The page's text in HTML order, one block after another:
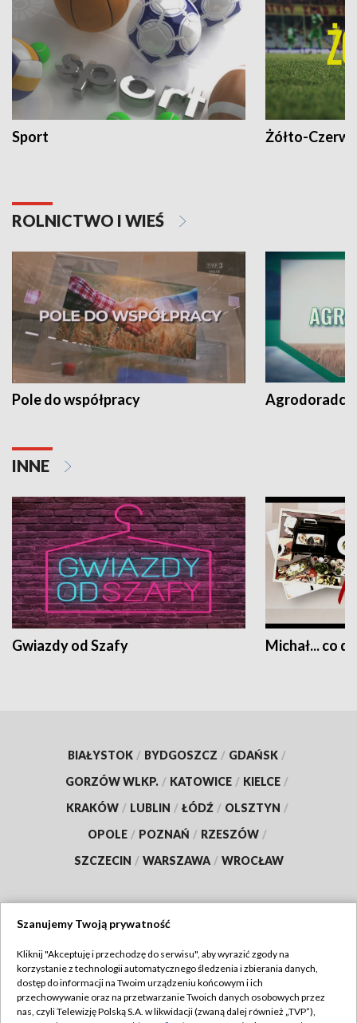
Sport Żółto-
ROLNICTWO I WIEŚ
Pole do współpracy Agrodoradcy
INNE
Gwiazdy od Szafy Michał... co
BIAŁYSTOK / BYDGOSZCZ / GDAŃSK /
GORZÓW WLKP. / KATOWICE / KIELCE /
KRAKÓW / LUBLIN / ŁÓDŹ / OLSZTYN /
OPOLE / POZNAŃ / RZESZÓW /
SZCZECIN / WARSZAWA / WROCŁAW
TVP
Abonament TVP
Regulamin TVP
Szanujemy Twoją prywatność
Kliknij "Akceptuję i przechodzę do serwisu", aby wyrazić zgody na
korzystanie z technologii automatycznego śledzenia i zbierania danych,
dostęp do informacji na Twoim urządzeniu końcowym i ich
przechowywanie oraz na przetwarzanie Twoich danych osobowych przez
nas, czyli Telewizję Polską S.A. w likwidacji (zwaną dalej również „TVP”),